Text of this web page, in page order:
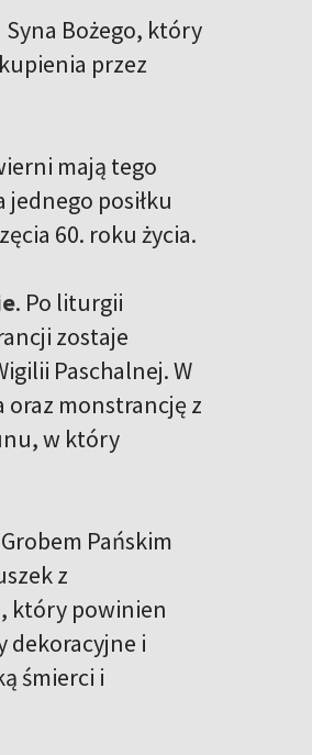
Syna Bożego, który
przez
mają tego
posiłku
60. roku życia.
. Po liturgii
zostaje
Paschalnej. W
oraz monstrancję z
w który
Pańskim
z
który powinien
dekoracyjne i
śmierci i